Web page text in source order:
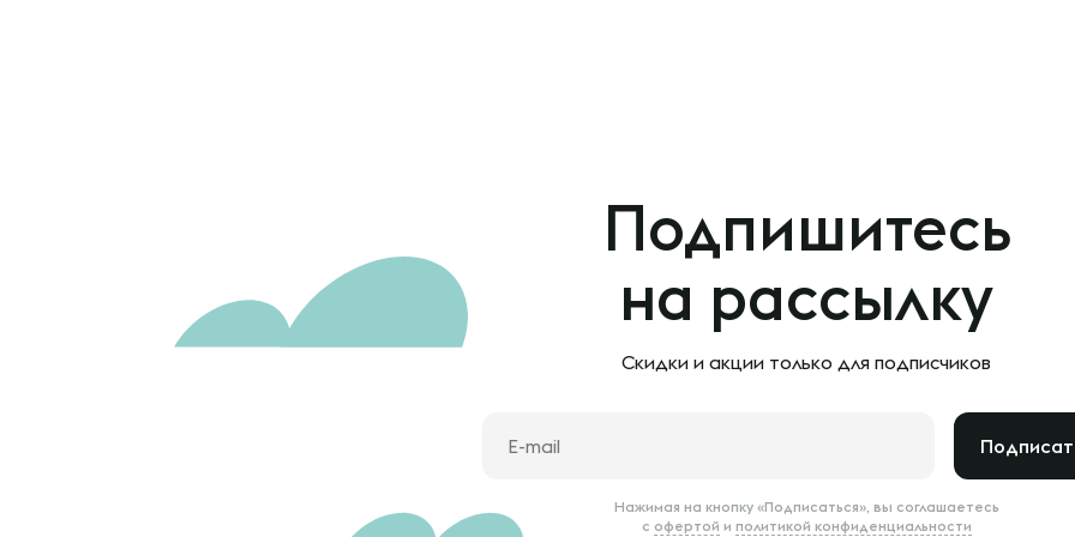
Подпишитесь
на рассылку
Скидки и акции только для подписчиков
Нажимая на кнопку «Подписаться», вы соглашаетесь
с офертой и политикой конфиденциальности